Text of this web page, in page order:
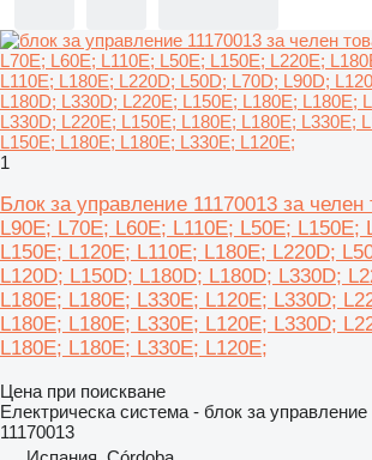
1
Блок за управление 11170013 за челен
L90E; L70E; L60E; L110E; L50E; L150E;
L150E; L120E; L110E; L180E; L220D;
L120D; L150D; L180D; L180D; L330D;
L180E; L180E; L330E; L120E; L330D;
L180E; L180E; L330E; L120E; L330D;
L180E; L180E; L330E; L120E;
Цена при поискване
Електрическа система - блок за управление
11170013